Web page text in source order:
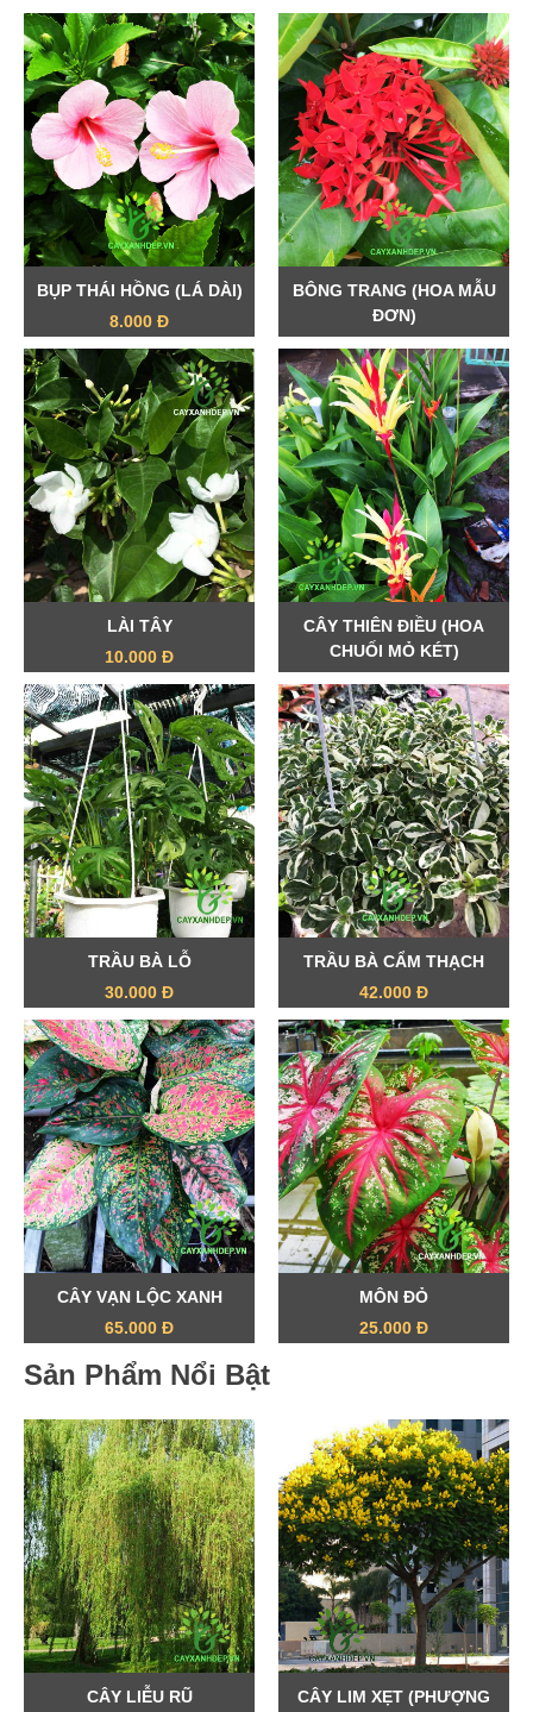
BỤP THÁI HỒNG (LÁ DÀI)
8.000 Đ
BÔNG TRANG (HOA MẪU
ĐƠN)
25.000 Đ
LÀI TÂY
10.000 Đ
CÂY THIÊN ĐIỀU (HOA
CHUỐI MỎ KÉT)
15.000 Đ
TRẦU BÀ LỖ
30.000 Đ
TRẦU BÀ CẨM THẠCH
42.000 Đ
CÂY VẠN LỘC XANH
65.000 Đ
MÔN ĐỎ
25.000 Đ
Sản Phẩm Nổi Bật
CÂY LIỄU RŨ
CÂY LIM XẸT (PHƯỢNG